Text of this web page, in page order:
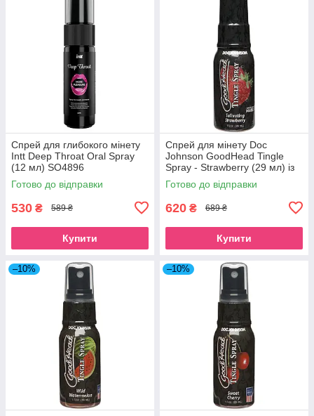
Спрей для глибокого мінету
Intt Deep Throat Oral Spray
(12 мл) SO4896
Готово до відправки
530 ₴ 589 ₴
Купити
Спрей для мінету Doc
Johnson GoodHead Tingle
Spray - Strawberry (29 мл) із
стимулюючим ефектом
SO3492
Готово до відправки
620 ₴ 689 ₴
Купити
–10% –10%